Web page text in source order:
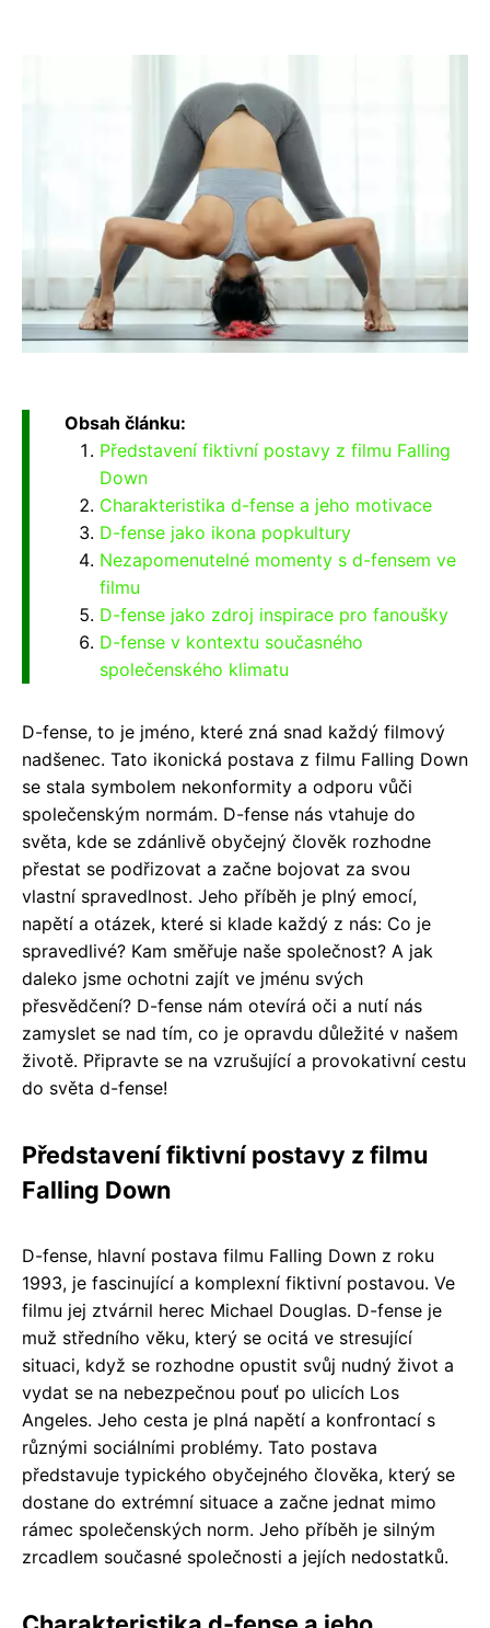
Obsah článku:
Představení fiktivní postavy z filmu Falling
Down
Charakteristika d-fense a jeho motivace
D-fense jako ikona popkultury
Nezapomenutelné momenty s d-fensem ve
filmu
D-fense jako zdroj inspirace pro fanoušky
D-fense v kontextu současného
společenského klimatu
D-fense, to je jméno, které zná snad každý filmový
nadšenec. Tato ikonická postava z filmu Falling Down
se stala symbolem nekonformity a odporu vůči
společenským normám. D-fense nás vtahuje do
světa, kde se zdánlivě obyčejný člověk rozhodne
přestat se podřizovat a začne bojovat za svou
vlastní spravedlnost. Jeho příběh je plný emocí,
napětí a otázek, které si klade každý z nás: Co je
spravedlivé? Kam směřuje naše společnost? A jak
daleko jsme ochotni zajít ve jménu svých
přesvědčení? D-fense nám otevírá oči a nutí nás
zamyslet se nad tím, co je opravdu důležité v našem
životě. Připravte se na vzrušující a provokativní cestu
do světa d-fense!
Představení fiktivní postavy z filmu
Falling Down
D-fense, hlavní postava filmu Falling Down z roku
1993, je fascinující a komplexní fiktivní postavou. Ve
filmu jej ztvárnil herec Michael Douglas. D-fense je
muž středního věku, který se ocitá ve stresující
situaci, když se rozhodne opustit svůj nudný život a
vydat se na nebezpečnou pouť po ulicích Los
Angeles. Jeho cesta je plná napětí a konfrontací s
různými sociálními problémy. Tato postava
představuje typického obyčejného člověka, který se
dostane do extrémní situace a začne jednat mimo
rámec společenských norm. Jeho příběh je silným
zrcadlem současné společnosti a jejích nedostatků.